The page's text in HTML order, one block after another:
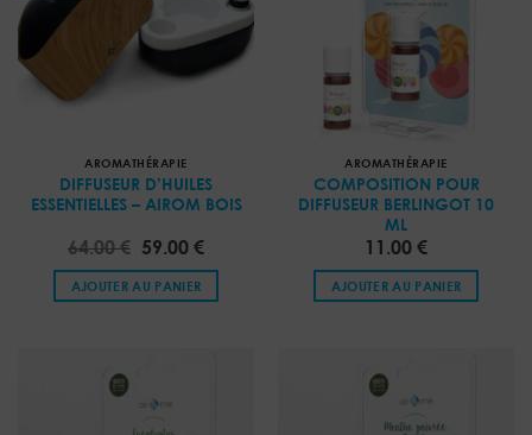
AROMATHÉRAPIE
DIFFUSEUR D’HUILES
ESSENTIELLES – AIROM BOIS
64.00€ Le
prix
initial
était :
64.00 €.
59.00 €Le
prix
actuel
59.00 €.
AJOUTER AU PANIER
AROMATHÉRAPIE
COMPOSITION POUR
DIFFUSEUR BERLINGOT 10
ML
11.00 €
AJOUTER AU PANIER